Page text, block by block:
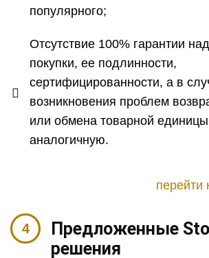
популярного;
Отсутствие 100% гарантии
покупки, ее подлинности,
сертифицированности, а в
возникновения проблем
или обмена товарной
аналогичную.
перейти
Предложенные
решения